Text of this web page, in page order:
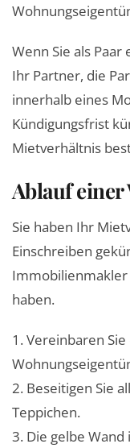
Wenn Sie als
Ihr Partner, die
innerhalb eines
Kündigungsfrist
Mietverhältnis
Ablauf
Sie haben Ihr
Einschreiben
haben.
1. Vereinbaren
2. Beseitigen Sie
Teppichen.
3. Die gelbe